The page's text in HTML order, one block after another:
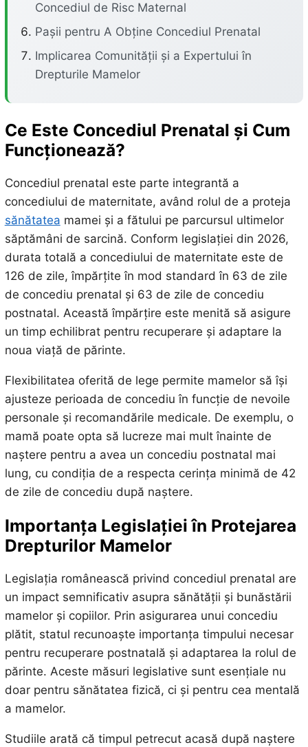
Concediul de Risc Maternal
Pașii pentru A Obține Concediul Prenatal
Implicarea Comunității și a Expertului în
Drepturile Mamelor
Ce Este Concediul Prenatal și Cum
Funcționează?
Concediul prenatal este parte integrantă a
concediului de maternitate, având rolul de a proteja
sănătatea mamei și a fătului pe parcursul ultimelor
săptămâni de sarcină. Conform legislației din 2026,
durata totală a concediului de maternitate este de
126 de zile, împărțite în mod standard în 63 de zile
de concediu prenatal și 63 de zile de concediu
postnatal. Această împărțire este menită să asigure
un timp echilibrat pentru recuperare și adaptare la
noua viață de părinte.
Flexibilitatea oferită de lege permite mamelor să își
ajusteze perioada de concediu în funcție de nevoile
personale și recomandările medicale. De exemplu, o
mamă poate opta să lucreze mai mult înainte de
naștere pentru a avea un concediu postnatal mai
lung, cu condiția de a respecta cerința minimă de 42
de zile de concediu după naștere.
Importanța Legislației în Protejarea
Drepturilor Mamelor
Legislația românească privind concediul prenatal are
un impact semnificativ asupra sănătății și bunăstării
mamelor și copiilor. Prin asigurarea unui concediu
plătit, statul recunoaște importanța timpului necesar
pentru recuperare postnatală și adaptarea la rolul de
părinte. Aceste măsuri legislative sunt esențiale nu
doar pentru sănătatea fizică, ci și pentru cea mentală
a mamelor.
Studiile arată că timpul petrecut acasă după naștere